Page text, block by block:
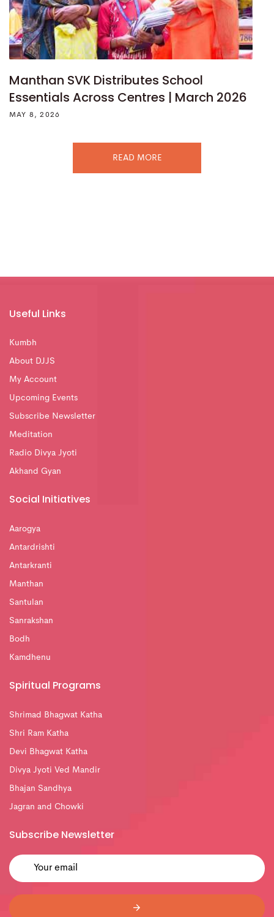
Manthan SVK Distributes School
Essentials Across Centres | March 2026
MAY 8, 2026
READ MORE
Useful Links
Kumbh
About DJJS
My Account
Upcoming Events
Subscribe Newsletter
Meditation
Radio Divya Jyoti
Akhand Gyan
Social Initiatives
Aarogya
Antardrishti
Antarkranti
Manthan
Santulan
Sanrakshan
Bodh
Kamdhenu
Spiritual Programs
Shrimad Bhagwat Katha
Shri Ram Katha
Devi Bhagwat Katha
Divya Jyoti Ved Mandir
Bhajan Sandhya
Jagran and Chowki
Subscribe Newsletter